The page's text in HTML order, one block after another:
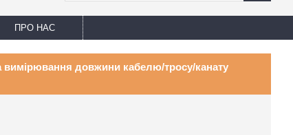
ПРО НАС
вимірювання довжини кабелю/тросу/канату